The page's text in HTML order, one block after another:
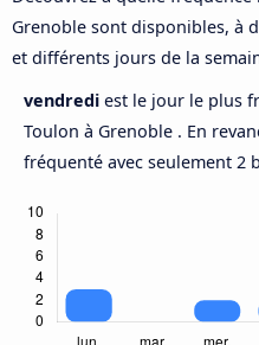
Grenoble sont disponibles, à
et différents jours de la
vendredi est le jour le plus
Toulon à Grenoble . En
fréquenté avec seulement 2